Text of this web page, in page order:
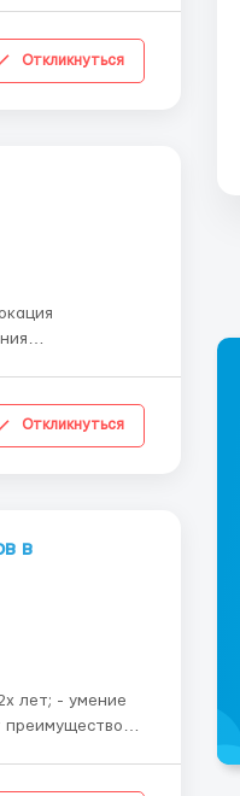
Откликнуться
Откликнуться
в